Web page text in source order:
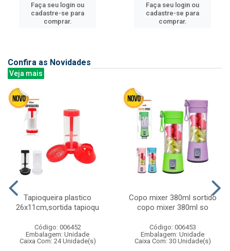
Faça seu login ou
cadastre-se para
comprar.
Faça seu login ou
cadastre-se para
comprar.
Confira as Novidades
Veja mais
Tapioqueira plastico
26x11cm,sortida tapioqu
Código: 006452
Embalagem: Unidade
Caixa Com: 24 Unidade(s)
Copo mixer 380ml sortido
copo mixer 380ml so
Código: 006453
Embalagem: Unidade
Caixa Com: 30 Unidade(s)